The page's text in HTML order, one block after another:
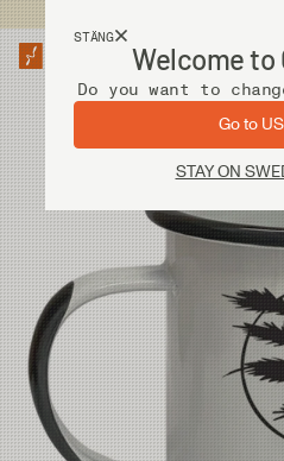
STÄNG
Welcome to
Do you want to
Go to
STAY ON